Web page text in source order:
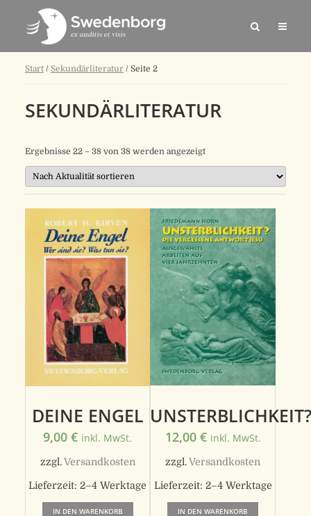
Start/ Sekundärliteratur/ Seite 2
SEKUNDÄRLITERATUR
Ergebnisse 22 – 38 von 38 werden angezeigtNach
Aktualität
DEINE ENGEL
9,00€ inkl. MwSt.
zzgl.Versandkosten
Lieferzeit:2–4 Werktage
IN DEN WARENKORB
12,00 € inkl. MwSt.
zzgl.Versandkosten
Lieferzeit: 2–4 Werktage
IN DEN WARENKORB